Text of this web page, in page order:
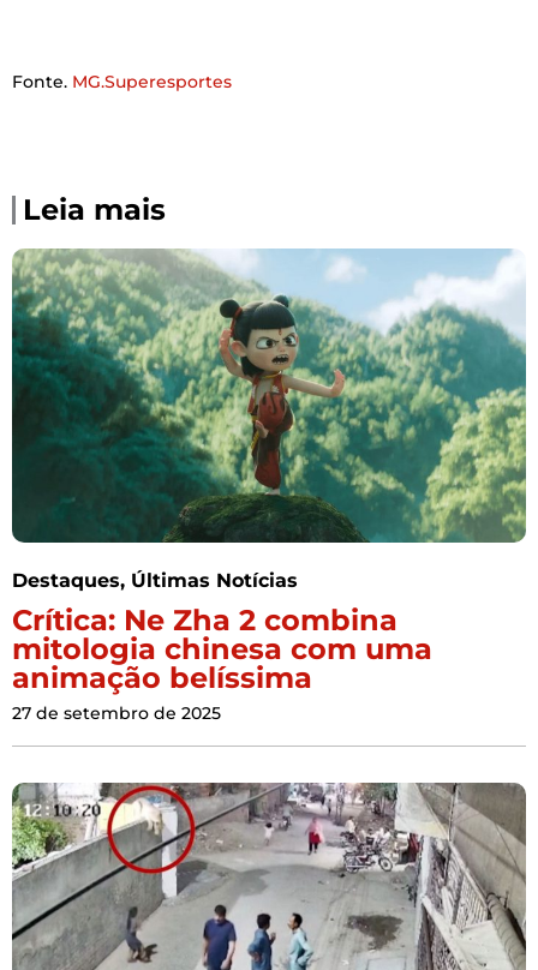
Fonte. MG.Superesportes
Leia mais
Destaques, Últimas Notícias
Crítica: Ne Zha 2 combina
mitologia chinesa com uma
animação belíssima
27 de setembro de 2025